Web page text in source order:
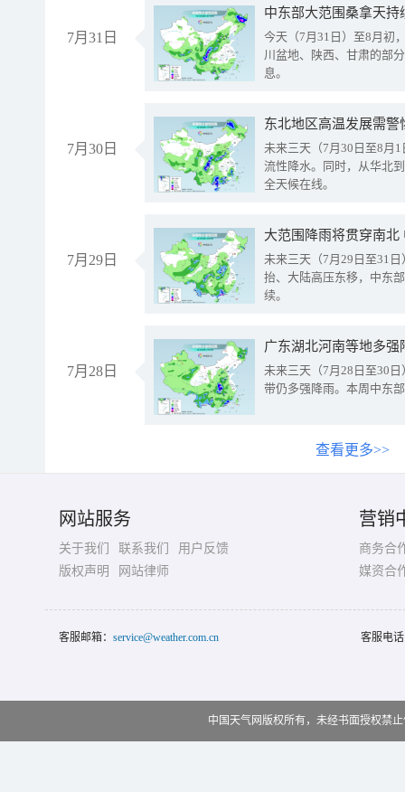
7月31日
中东部大范围桑拿天
今天（7月31日）至8月初
川盆地、陕西、甘肃的部
息。
7月30日
东北地区高温发展需
未来三天（7月30日至8月
流性降水。同时，从华北
全天候在线。
7月29日
大范围降雨将贯穿南
未来三天（7月29日至31
抬、大陆高压东移，中东
续。
7月28日
广东湖北河南等地多
未来三天（7月28日至30
带仍多强降雨。本周中东
查看更多>>
网站服务
关于我们 联系我们
用户反馈
版权声明
网站律师
营销
商务合
媒资合
客服邮箱： service@weather.com.cn 客服电
中国天气网版权所有，未经书面授权